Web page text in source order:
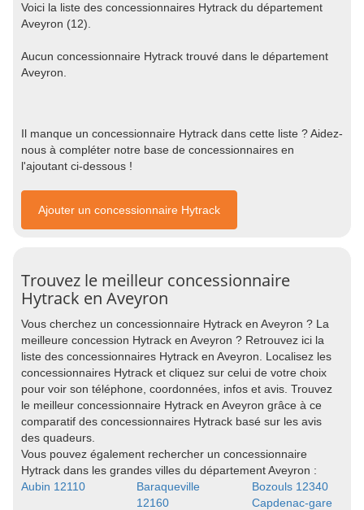
Voici la liste des concessionnaires Hytrack du département
Aveyron (12).
Aucun concessionnaire Hytrack trouvé dans le département
Aveyron.
Il manque un concessionnaire Hytrack dans cette liste ? Aidez-
nous à compléter notre base de concessionnaires en
l'ajoutant ci-dessous !
Ajouter un concessionnaire Hytrack
Trouvez le meilleur concessionnaire
Hytrack en Aveyron
Vous cherchez un concessionnaire Hytrack en Aveyron ? La
meilleure concession Hytrack en Aveyron ? Retrouvez ici la
liste des concessionnaires Hytrack en Aveyron. Localisez les
concessionnaires Hytrack et cliquez sur celui de votre choix
pour voir son téléphone, coordonnées, infos et avis. Trouvez
le meilleur concessionnaire Hytrack en Aveyron grâce à ce
comparatif des concessionnaires Hytrack basé sur les avis
des quadeurs.
Vous pouvez également rechercher un concessionnaire
Hytrack dans les grandes villes du département Aveyron :
Aubin 12110
Baraqueville
12160
Bozouls 12340
Capdenac-gare